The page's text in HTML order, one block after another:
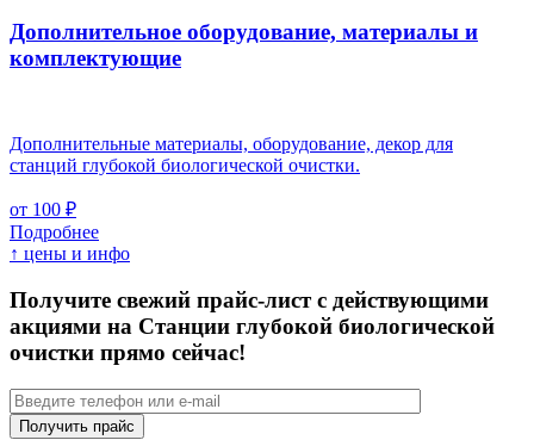
Дополнительное оборудование, материалы и
комплектующие
Дополнительные материалы, оборудование, декор для
станций глубокой биологической очистки.
от 100 ₽
Подробнее
↑ цены и инфо
Получите свежий прайс-лист с действующими
акциями на Станции глубокой биологической
очистки прямо сейчас!